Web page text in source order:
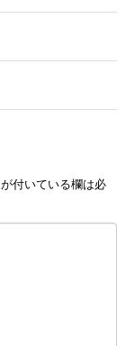
が付いている欄は必